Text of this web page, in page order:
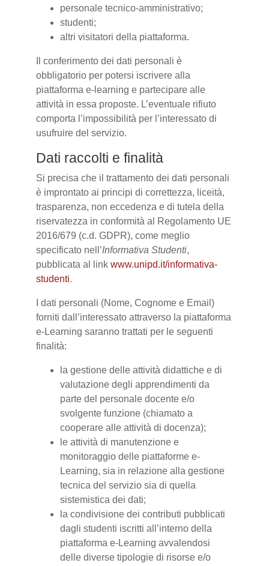
personale tecnico-amministrativo;
studenti;
altri visitatori della piattaforma.
Il conferimento dei dati personali è
obbligatorio per potersi iscrivere alla
piattaforma e-learning e partecipare alle
attività in essa proposte. L’eventuale rifiuto
comporta l’impossibilità per l’interessato di
usufruire del servizio.
Dati raccolti e finalità
Si precisa che il trattamento dei dati personali
è improntato ai principi di correttezza, liceità,
trasparenza, non eccedenza e di tutela della
riservatezza in conformità al Regolamento UE
2016/679 (c.d. GDPR), come meglio
specificato nell’Informativa Studenti,
pubblicata al link www.unipd.it/informativa-
studenti.
I dati personali (Nome, Cognome e Email)
forniti dall’interessato attraverso la piattaforma
e-Learning saranno trattati per le seguenti
finalità:
la gestione delle attività didattiche e di
valutazione degli apprendimenti da
parte del personale docente e/o
svolgente funzione (chiamato a
cooperare alle attività di docenza);
le attività di manutenzione e
monitoraggio delle piattaforme e-
Learning, sia in relazione alla gestione
tecnica del servizio sia di quella
sistemistica dei dati;
la condivisione dei contributi pubblicati
dagli studenti iscritti all’interno della
piattaforma e-Learning avvalendosi
delle diverse tipologie di risorse e/o